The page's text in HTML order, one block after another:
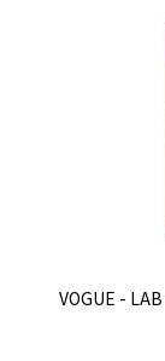
VOGUE -